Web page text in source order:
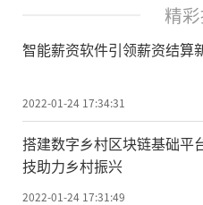
精
智能薪资软件引领薪资结算
2022-01-24 17:34:31
搭建数字乡村区块链基础平
技助力乡村振兴
2022-01-24 17:31:49